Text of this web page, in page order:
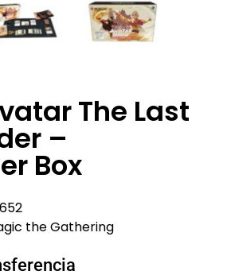
The Last
–
Box
the Gathering